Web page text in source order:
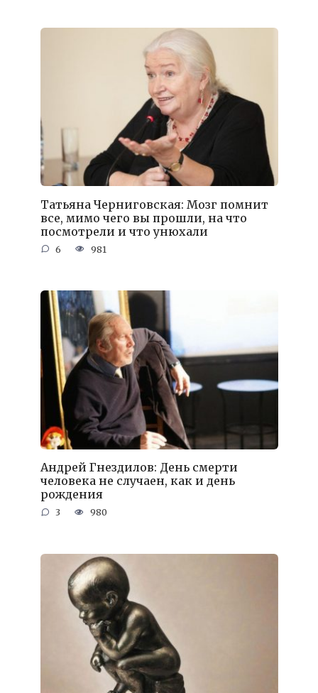
Татьяна Черниговская: Мозг помнит
все, мимо чего вы прошли, на что
посмотрели и что унюхали
6 981
Андрей Гнездилов: День смерти
человека не случаен, как и день
рождения
3 980